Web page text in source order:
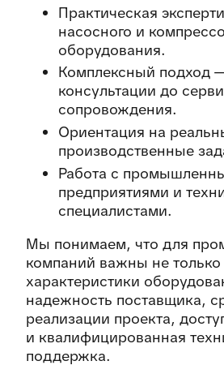
Практическая
насосного и
оборудования.
Комплексный подход
консультации до
сопровождения.
Ориентация на
производственные
Работа с
предприятиями и
специалистами.
Мы понимаем, что для
компаний важны не только
характеристики
надежность поставщика,
реализации проекта,
и квалифицированная
поддержка.